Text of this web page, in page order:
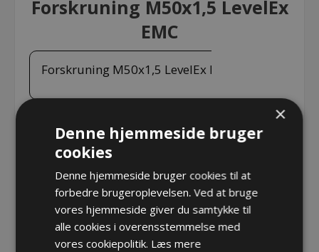
Forskruning M50x1,5 LevelEx
EMC
Forskruning M50x1,5 LevelEx EMC
Forskruning M50x1,5 LevelEx EMC
Varenr.:
Producent: Pflitsch GmbH & Co. KG
Opret konto for at se priser
KØB
×
Denne hjemmeside bruger
cookies
Denne hjemmeside bruger cookies til at
forbedre brugeroplevelsen. Ved at bruge
vores hjemmeside giver du samtykke til
alle cookies i overensstemmelse med
vores cookiepolitik. Læs mere